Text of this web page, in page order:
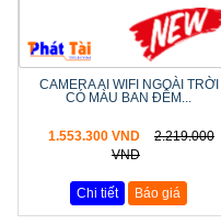
CAMERA AI WIFI NGOÀI TRỜI
CÓ MÀU BAN ĐÊM...
1.553.300 VND
2.219.000
VND
Chi tiết Báo giá